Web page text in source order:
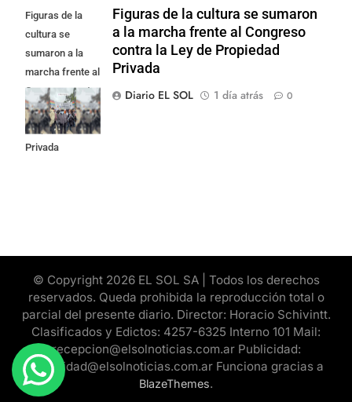
Figuras de la
cultura se
sumaron a la
marcha frente al
Congreso contra
la Ley de
Propiedad
Privada
Figuras de la cultura se sumaron
a la marcha frente al Congreso
contra la Ley de Propiedad
Privada
Diario EL SOL
1 día atrás 0
© Copyright 2026 EL SOL SA | Todos los derechos
reservados. Queda prohibida la reproducción total o
parcial del presente diario. Director: Horacio Schivintt.
Clasificados y Edictos: 4257-6325 Interno 101 Mail:
recepcion@elsolnoticias.com.ar Publicidad:
publicidad@elsolnoticias.com.ar Funciona gracias a
BlazeThemes.